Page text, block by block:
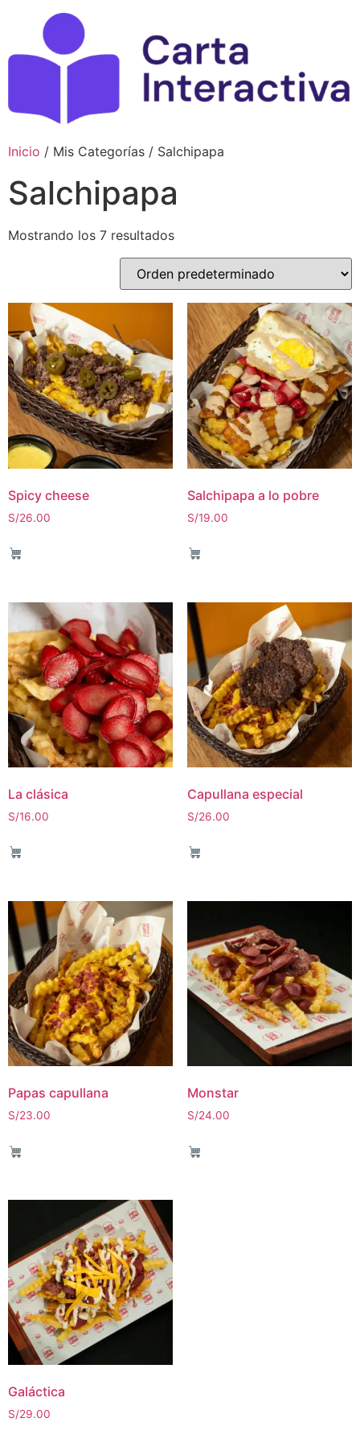
contenido
Inicio / Mis Categorías / Salchipapa
Salchipapa
Mostrando los 7 resultados
Spicy cheese
S/26.00
Salchipapa a lo pobre
S/19.00
La clásica
S/16.00
Capullana especial
S/26.00
Papas capullana
S/23.00
Monstar
S/24.00
Galáctica
S/29.00